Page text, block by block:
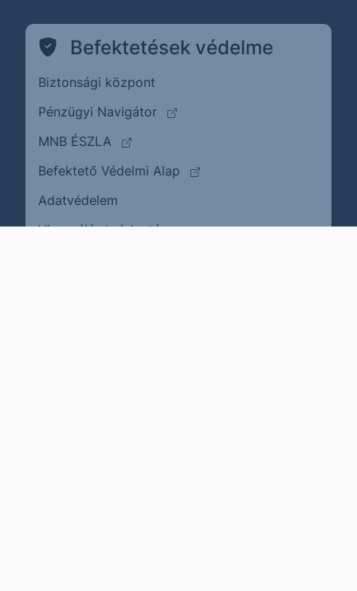
Befektetések védelme
Biztonsági központ
Pénzügyi Navigátor
(külső oldalra ugrik)
MNB ÉSZLA
(külső oldalra ugrik)
Befektető Védelmi Alap
(külső oldalra ugrik)
Adatvédelem
Visszaélés bejelentése(külső oldalra ugrik)